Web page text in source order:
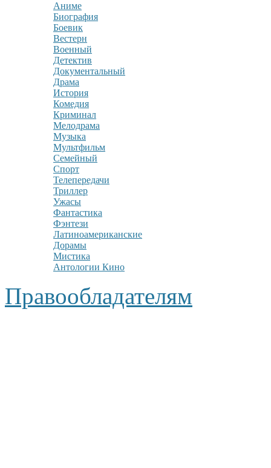
Аниме
Биография
Боевик
Вестерн
Военный
Детектив
Документальный
Драма
История
Комедия
Криминал
Мелодрама
Музыка
Мультфильм
Семейный
Спорт
Телепередачи
Триллер
Ужасы
Фантастика
Фэнтези
Латиноамериканские
Дорамы
Мистика
Антологии Кино
Правообладателям